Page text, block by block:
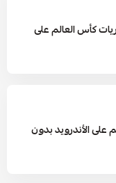
كأس العالم على
الأندرويد بدون